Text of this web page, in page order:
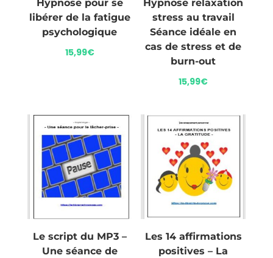
Hypnose pour se
libérer de la fatigue
psychologique
15,99€
Hypnose relaxation
stress au travail
Séance idéale en
cas de stress et de
burn-out
15,99€
Le script du MP3 –
Une séance de
Les 14 affirmations
positives – La